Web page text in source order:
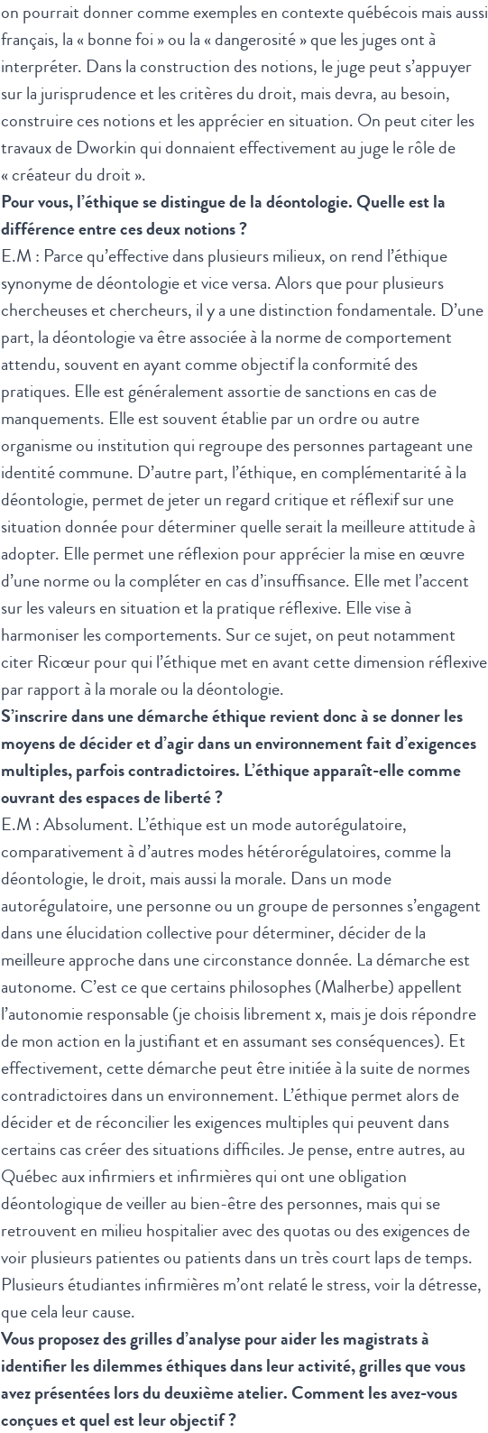
on pourrait donner comme exemples en contexte québécois mais aussi
français, la « bonne foi » ou la « dangerosité » que les juges ont à
interpréter. Dans la construction des notions, le juge peut s’appuyer
sur la jurisprudence et les critères du droit, mais devra, au besoin,
construire ces notions et les apprécier en situation. On peut citer les
travaux de Dworkin qui donnaient effectivement au juge le rôle de
« créateur du droit ».
Pour vous, l’éthique se distingue de la déontologie. Quelle est la
différence entre ces deux notions ?
E.M : Parce qu’effective dans plusieurs milieux, on rend l’éthique
synonyme de déontologie et vice versa. Alors que pour plusieurs
chercheuses et chercheurs, il y a une distinction fondamentale. D’une
part, la déontologie va être associée à la norme de comportement
attendu, souvent en ayant comme objectif la conformité des
pratiques. Elle est généralement assortie de sanctions en cas de
manquements. Elle est souvent établie par un ordre ou autre
organisme ou institution qui regroupe des personnes partageant une
identité commune. D’autre part, l’éthique, en complémentarité à la
déontologie, permet de jeter un regard critique et réflexif sur une
situation donnée pour déterminer quelle serait la meilleure attitude à
adopter. Elle permet une réflexion pour apprécier la mise en œuvre
d’une norme ou la compléter en cas d’insuffisance. Elle met l’accent
sur les valeurs en situation et la pratique réflexive. Elle vise à
harmoniser les comportements. Sur ce sujet, on peut notamment
citer Ricœur pour qui l’éthique met en avant cette dimension réflexive
par rapport à la morale ou la déontologie.
S’inscrire dans une démarche éthique revient donc à se donner les
moyens de décider et d’agir dans un environnement fait d’exigences
multiples, parfois contradictoires. L’éthique apparaît-elle comme
ouvrant des espaces de liberté ?
E.M : Absolument. L’éthique est un mode autorégulatoire,
comparativement à d’autres modes hétérorégulatoires, comme la
déontologie, le droit, mais aussi la morale. Dans un mode
autorégulatoire, une personne ou un groupe de personnes s’engagent
dans une élucidation collective pour déterminer, décider de la
meilleure approche dans une circonstance donnée. La démarche est
autonome. C’est ce que certains philosophes (Malherbe) appellent
l’autonomie responsable (je choisis librement x, mais je dois répondre
de mon action en la justifiant et en assumant ses conséquences). Et
effectivement, cette démarche peut être initiée à la suite de normes
contradictoires dans un environnement. L’éthique permet alors de
décider et de réconcilier les exigences multiples qui peuvent dans
certains cas créer des situations difficiles. Je pense, entre autres, au
Québec aux infirmiers et infirmières qui ont une obligation
déontologique de veiller au bien-être des personnes, mais qui se
retrouvent en milieu hospitalier avec des quotas ou des exigences de
voir plusieurs patientes ou patients dans un très court laps de temps.
Plusieurs étudiantes infirmières m’ont relaté le stress, voir la détresse,
que cela leur cause.
Vous proposez des grilles d’analyse pour aider les magistrats à
identifier les dilemmes éthiques dans leur activité, grilles que vous
avez présentées lors du deuxième atelier. Comment les avez-vous
conçues et quel est leur objectif ?